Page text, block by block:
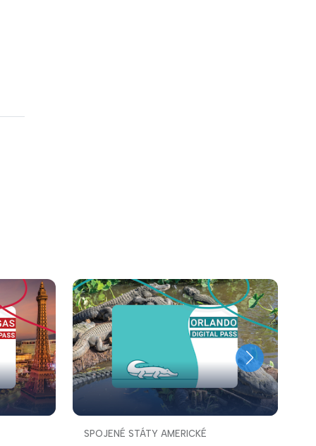
SPOJENÉ STÁTY AMERICKÉ